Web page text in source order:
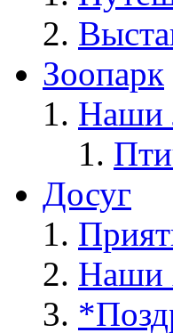
Зоопарк
Наши
Досуг
Наши